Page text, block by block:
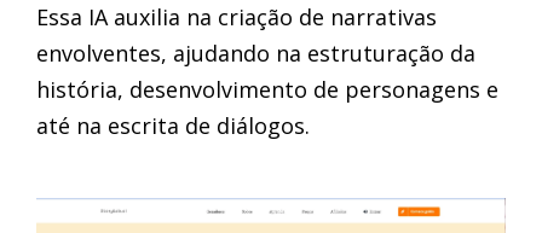
Essa IA auxilia na criação de narrativas
envolventes, ajudando na estruturação da
história, desenvolvimento de personagens e
até na escrita de diálogos.